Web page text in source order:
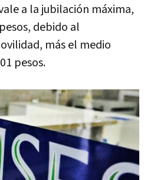
a la jubilación máxima,
debido al
más el medio
pesos.